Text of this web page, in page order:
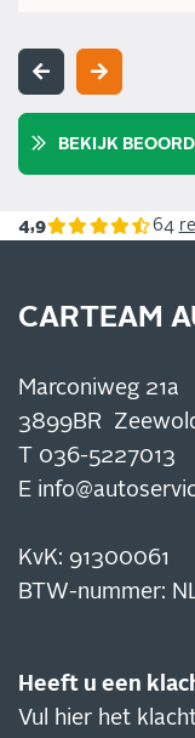
BEKIJK
4,9 64
CARTEAM
Marconiweg 21a
3899BR
T 036-5227013
E
KvK: 91300061
BTW-nummer:
Heeft u een
Vul hier het